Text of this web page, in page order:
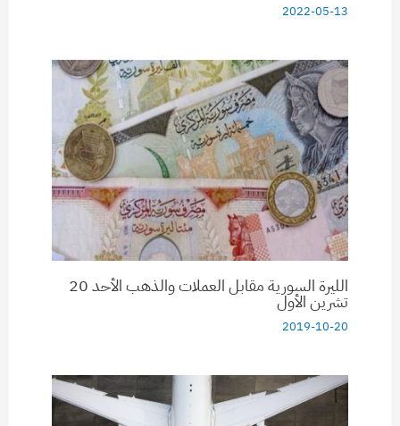
2022-05-13
الليرة السورية مقابل العملات والذهب الأحد 20
تشرين الأول
2019-10-20